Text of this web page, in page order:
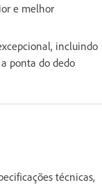
e melhor
incluindo
ponta do dedo
técnicas,